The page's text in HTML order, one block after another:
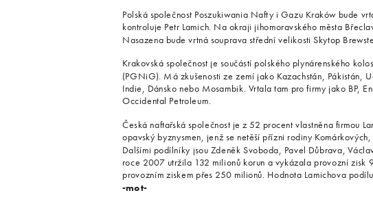
Polská společnost Poszukiwania Nafty i Gazu Kraków bude
kontroluje Petr Lamich. Na okraji jihomoravského města
Nasazena bude vrtná souprava střední velikosti Skytop
Krakovská společnost je součástí polského plynárenského
(PGNiG). Má zkušenosti ze zemí jako Kazachstán, Pákistán,
Indie, Dánsko nebo Mosambik. Vrtala tam pro firmy jako BP,
Occidental Petroleum.
Česká naftařská společnost je z 52 procent vlastněna firmou
opavský byznysmen, jenž se netěší přízni rodiny
Dalšími podílníky jsou Zdeněk Svoboda, Pavel Důbrava,
roce 2007 utržila 132 milionů korun a vykázala provozní zisk
provozním ziskem přes 250 milionů. Hodnota Lamichova
-mot-